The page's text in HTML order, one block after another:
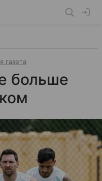
газета
больше